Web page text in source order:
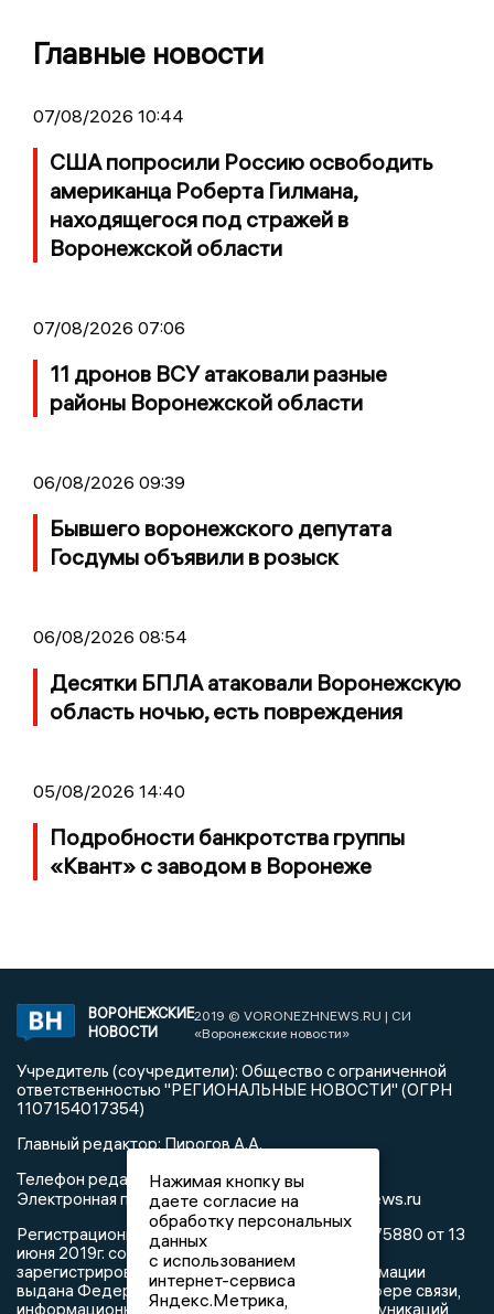
Главные новости
07/08/2026 10:44
США попросили Россию освободить
американца Роберта Гилмана,
находящегося под стражей в
Воронежской области
07/08/2026 07:06
11 дронов ВСУ атаковали разные
районы Воронежской области
06/08/2026 09:39
Бывшего воронежского депутата
Госдумы объявили в розыск
06/08/2026 08:54
Десятки БПЛА атаковали Воронежскую
область ночью, есть повреждения
05/08/2026 14:40
Подробности банкротства группы
«Квант» с заводом в Воронеже
ВОРОНЕЖСКИЕ
НОВОСТИ
2019 © VORONEZHNEWS.RU | СИ
«Воронежские новости»
Учредитель (соучредители): Общество с ограниченной
ответственностью "РЕГИОНАЛЬНЫЕ НОВОСТИ" (ОГРН
1107154017354)
Главный редактор: Пирогов А.А.
Телефон редакции: +7 (473) 262 77 92
Электронная почта редакции:info@voronezhnews.ru
Регистрационный номер: серия Эл № ФС 77 - 75880 от 13
июня 2019г. согласно выписке из реестра
зарегистрированных средств массовой информации
выдана Федеральной службой по надзору в сфере связи,
информационных технологий и массовых коммуникаций
Нажимая кнопку вы
даете согласие на
обработку персональных
данных
с использованием
интернет-сервиса
Яндекс.Метрика,